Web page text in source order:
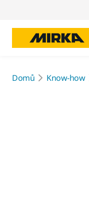
Domů Know-how